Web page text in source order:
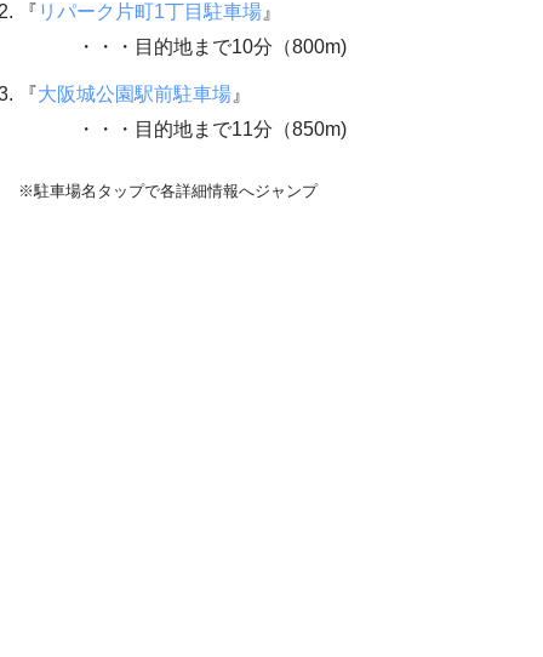
『 リパーク片町1丁目駐車場 』
・・・目的地まで10分（800m)
『大阪城公園駅前駐車場 』
・・・目的地まで11分（850m)
※駐車場名タップで各詳細情報へジャンプ